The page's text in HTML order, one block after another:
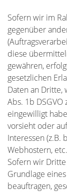
Sofern wir im
gegenüber
diese
gewähren,
gesetzlichen
Daten an Dritte,
Abs. 1b
eingewilligt
vorsieht oder
Interessen (z.B.
Webhostern,
Sofern wir
Grundlage
beauftragen,